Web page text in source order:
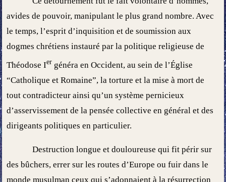
avides de pouvoir, manipulant le plus grand nombre. Avec
le temps, l’esprit d’inquisition et de soumission aux
dogmes chrétiens instauré par la politique religieuse de
Théodose Ier généra en Occident, au sein de l’Église
“Catholique et Romaine”, la torture et la mise à mort de
tout contradicteur ainsi qu’un système pernicieux
d’asservissement de la pensée collective en général et des
dirigeants politiques en particulier.
Destruction longue et douloureuse qui fit périr sur
des bûchers, errer sur les routes d’Europe ou fuir dans le
monde musulman ceux qui s’adonnaient à la résurrection